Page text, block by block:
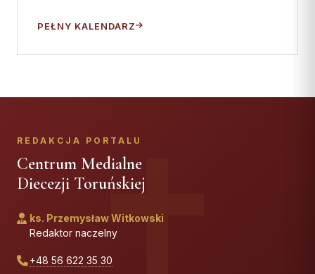
PEŁNY KALENDARZ
REDAKCJA PORTALU
Centrum Medialne
Diecezji Toruńskiej
ks. Przemysław Witkowski
Redaktor naczelny
+48 56 622 35 30